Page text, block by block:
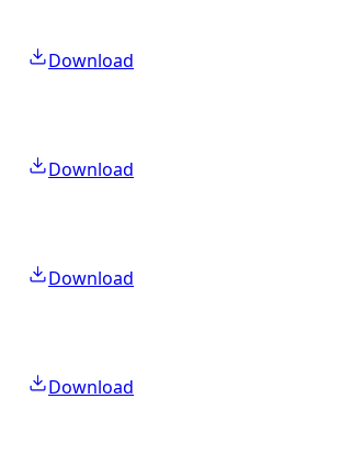
Download
Download
Download
Download